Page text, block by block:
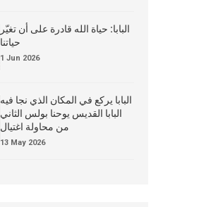
البابا: حياة الله قادرة على أن تغيّر
حياتنا
1 Jun 2026
البابا يركع في المكان الذي نجا فيه
البابا القديس يوحنا بولس الثاني
من محاولة اغتيال
13 May 2026